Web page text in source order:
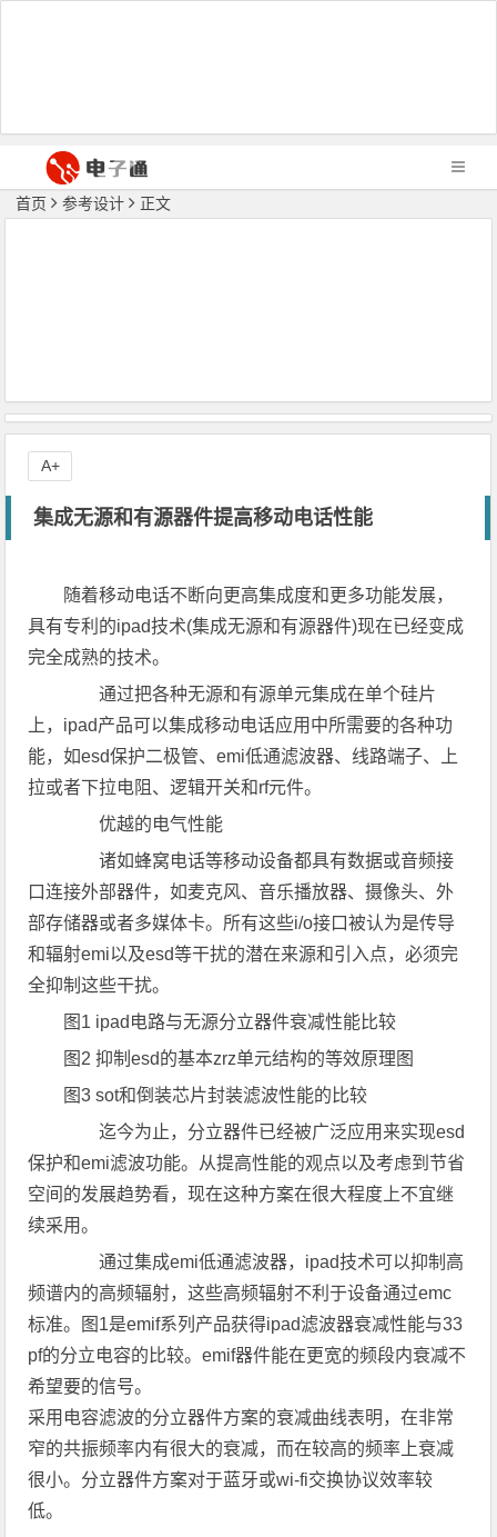
首页 参考设计 正文
集成无源和有源器件提高移动电话性能
随着移动电话不断向更高集成度和更多功能发展，
具有专利的ipad技术(集成无源和有源器件)现在已经变成
完全成熟的技术。
通过把各种无源和有源单元集成在单个硅片
上，ipad产品可以集成移动电话应用中所需要的各种功
能，如esd保护二极管、emi低通滤波器、线路端子、上
拉或者下拉电阻、逻辑开关和rf元件。
优越的电气性能
诸如蜂窝电话等移动设备都具有数据或音频接
口连接外部器件，如麦克风、音乐播放器、摄像头、外
部存储器或者多媒体卡。所有这些i/o接口被认为是传导
和辐射emi以及esd等干扰的潜在来源和引入点，必须完
全抑制这些干扰。
图1 ipad电路与无源分立器件衰减性能比较
图2 抑制esd的基本zrz单元结构的等效原理图
图3 sot和倒装芯片封装滤波性能的比较
迄今为止，分立器件已经被广泛应用来实现esd
保护和emi滤波功能。从提高性能的观点以及考虑到节省
空间的发展趋势看，现在这种方案在很大程度上不宜继
续采用。
通过集成emi低通滤波器，ipad技术可以抑制高
频谱内的高频辐射，这些高频辐射不利于设备通过emc
标准。图1是emif系列产品获得ipad滤波器衰减性能与33
pf的分立电容的比较。emif器件能在更宽的频段内衰减不
希望要的信号。
采用电容滤波的分立器件方案的衰减曲线表明，在非常
窄的共振频率内有很大的衰减，而在较高的频率上衰减
很小。分立器件方案对于蓝牙或wi-fi交换协议效率较
低。
A+